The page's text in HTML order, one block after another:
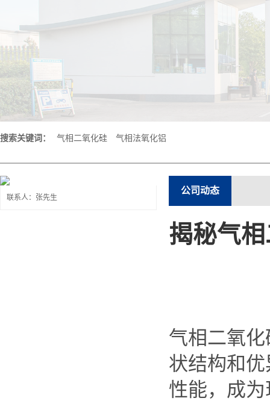
搜索关键词： 气相二氧化硅 气相法氧化铝
联系人：张先生
公司动态
揭秘气
气相二氧
状结构和
性能，成